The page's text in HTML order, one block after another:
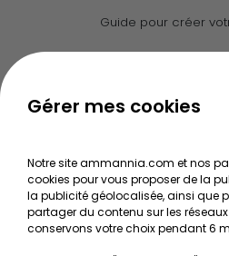
Guide pour créer
Le journal
NOS
Mentions
Conditions
Gérer mes cookies
Notre site ammannia.com et nos
cookies pour vous proposer de la
la publicité géolocalisée, ainsi que
partager du contenu sur les
conservons votre choix pendant 6